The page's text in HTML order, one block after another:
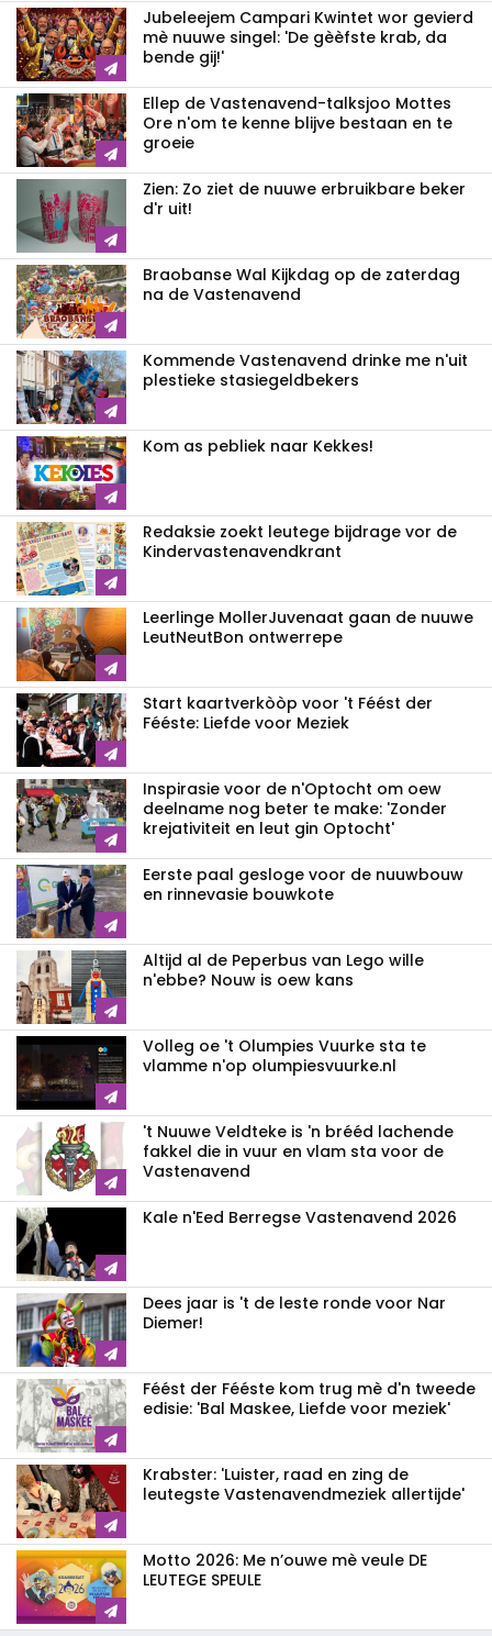
Jubeleejem Campari Kwintet wor gevierd
mè nuuwe singel: 'De gèèfste krab, da
bende gij!'
Ellep de Vastenavend-talksjoo Mottes
Ore n'om te kenne blijve bestaan en te
groeie
Zien: Zo ziet de nuuwe erbruikbare beker
d'r uit!
Braobanse Wal Kijkdag op de zaterdag
na de Vastenavend
Kommende Vastenavend drinke me n'uit
plestieke stasiegeldbekers
Kom as pebliek naar Kekkes!
Redaksie zoekt leutege bijdrage vor de
Kindervastenavendkrant
Leerlinge MollerJuvenaat gaan de nuuwe
LeutNeutBon ontwerrepe
Start kaartverkòòp voor 't Féést der
Fééste: Liefde voor Meziek
Inspirasie voor de n'Optocht om oew
deelname nog beter te make: 'Zonder
krejativiteit en leut gin Optocht'
Eerste paal gesloge voor de nuuwbouw
en rinnevasie bouwkote
Altijd al de Peperbus van Lego wille
n'ebbe? Nouw is oew kans
Volleg oe 't Olumpies Vuurke sta te
vlamme n'op olumpiesvuurke.nl
't Nuuwe Veldteke is 'n brééd lachende
fakkel die in vuur en vlam sta voor de
Vastenavend
Kale n'Eed Berregse Vastenavend 2026
Dees jaar is 't de leste ronde voor Nar
Diemer!
Féést der Fééste kom trug mè d'n tweede
edisie: 'Bal Maskee, Liefde voor meziek'
Krabster: 'Luister, raad en zing de
leutegste Vastenavendmeziek allertijde'
Motto 2026: Me n’ouwe mè veule DE
LEUTEGE SPEULE